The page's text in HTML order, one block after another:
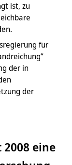
ist, zu
für
der in
der
eine